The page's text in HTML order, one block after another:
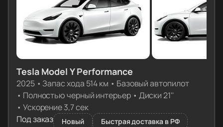
Tesla Model Y Performance
2025• Запас хода 514 км • Базовый автопилот
• Полностью черный интерьер• Диски 21''
• Ускорение 3,7 сек
Под заказ
Новый
Быстрая доставка в РФ